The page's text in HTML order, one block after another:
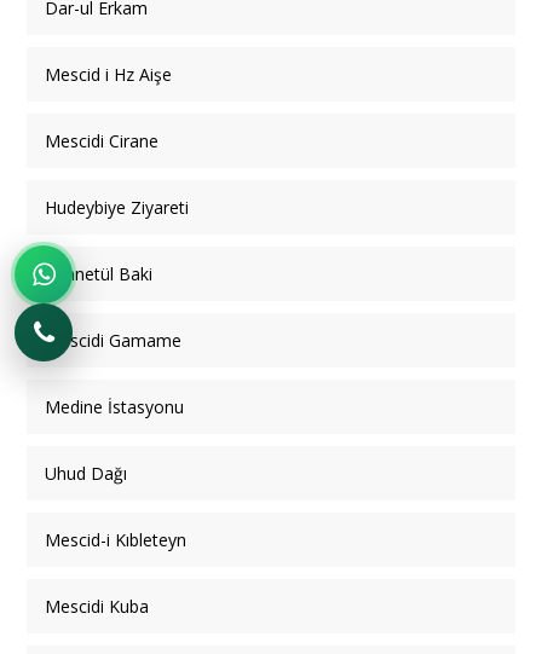
Dar-ul Erkam
Mescid i Hz Aişe
Mescidi Cirane
Hudeybiye Ziyareti
Cennetül Baki
Mescidi Gamame
Medine İstasyonu
Uhud Dağı
Mescid-i Kıbleteyn
Mescidi Kuba